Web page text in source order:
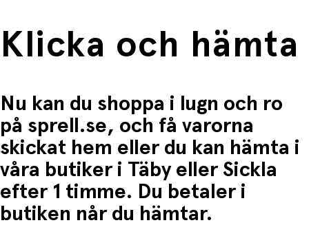
Klicka och hämta
Nu kan du shoppa i lugn och ro
på sprell.se, och få varorna
skickat hem eller du kan hämta i
våra butiker i Täby eller Sickla
efter 1 timme. Du betaler i
butiken når du hämtar.